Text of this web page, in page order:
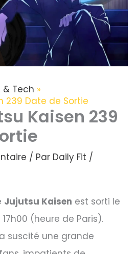
& Tech
239 Date de Sortie
Kaisen 239
/ Par Daily Fit /
Jujutsu Kaisen est sorti le
17h00 (heure de Paris).
suscité une grande